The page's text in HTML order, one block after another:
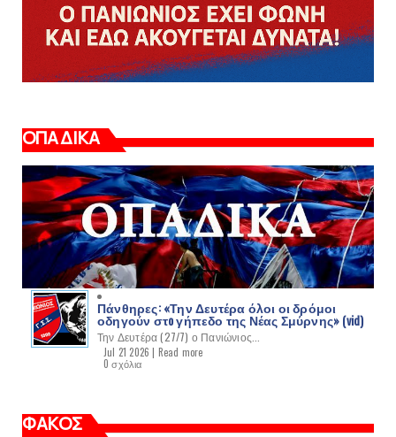
ΟΠΑΔΙΚΑ
Πάνθηρες: «Την Δευτέρα όλοι οι δρόμοι
οδηγούν στo γήπεδο της Νέας Σμύρνης» (vid)
Την Δευτέρα (27/7) ο Πανιώνιος...
Jul 21 2026 | Read more
0 σχόλια
ΦΑΚΟΣ